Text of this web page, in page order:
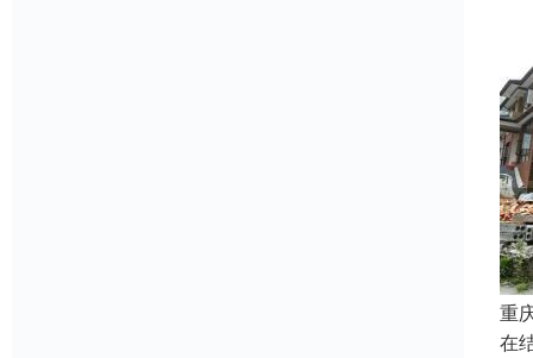
重
在